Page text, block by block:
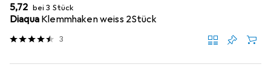
EUR
5,72 bei 3 Stück
Diaqua Klemmhaken weiss 2Stück
3